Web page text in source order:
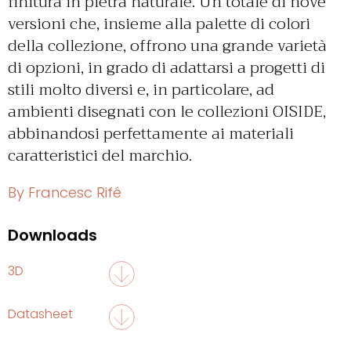
versioni che, insieme alla palette di colori
della collezione, offrono una grande varietà
di opzioni, in grado di adattarsi a progetti di
stili molto diversi e, in particolare, ad
ambienti disegnati con le collezioni OISIDE,
abbinandosi perfettamente ai materiali
caratteristici del marchio.
By Francesc Rifé
Downloads
3D
Datasheet